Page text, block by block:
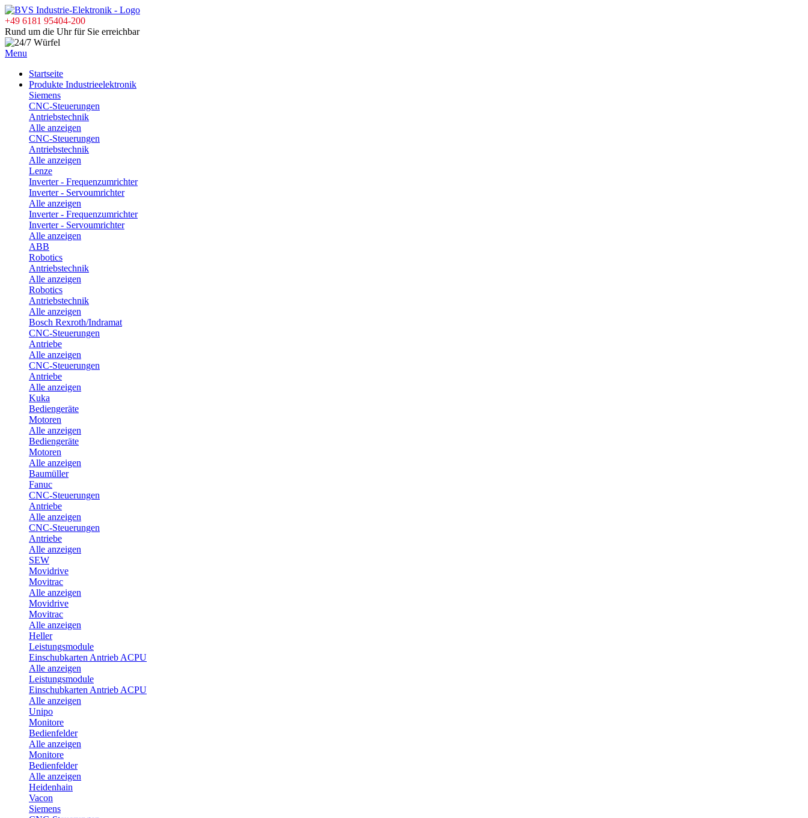
+49 6181 95404-200
Rund um die Uhr für Sie erreichbar
Menu
Startseite
Produkte Industrieelektronik
Siemens
CNC-Steuerungen
Antriebstechnik
Alle anzeigen
CNC-Steuerungen
Antriebstechnik
Alle anzeigen
Lenze
Inverter - Frequenzumrichter
Inverter - Servoumrichter
Alle anzeigen
Inverter - Frequenzumrichter
Inverter - Servoumrichter
Alle anzeigen
ABB
Robotics
Antriebstechnik
Alle anzeigen
Robotics
Antriebstechnik
Alle anzeigen
Bosch Rexroth/Indramat
CNC-Steuerungen
Antriebe
Alle anzeigen
CNC-Steuerungen
Antriebe
Alle anzeigen
Kuka
Bediengeräte
Motoren
Alle anzeigen
Bediengeräte
Motoren
Alle anzeigen
Baumüller
Fanuc
CNC-Steuerungen
Antriebe
Alle anzeigen
CNC-Steuerungen
Antriebe
Alle anzeigen
SEW
Movidrive
Movitrac
Alle anzeigen
Movidrive
Movitrac
Alle anzeigen
Heller
Leistungsmodule
Einschubkarten Antrieb ACPU
Alle anzeigen
Leistungsmodule
Einschubkarten Antrieb ACPU
Alle anzeigen
Unipo
Monitore
Bedienfelder
Alle anzeigen
Monitore
Bedienfelder
Alle anzeigen
Heidenhain
Vacon
Siemens